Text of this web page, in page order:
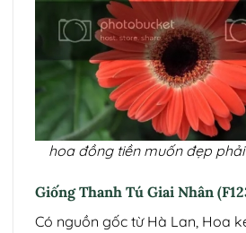
hoa đồng tiền muốn đẹp
Giống Thanh Tú Giai Nhân
Có nguồn gốc từ Hà Lan, Hoa